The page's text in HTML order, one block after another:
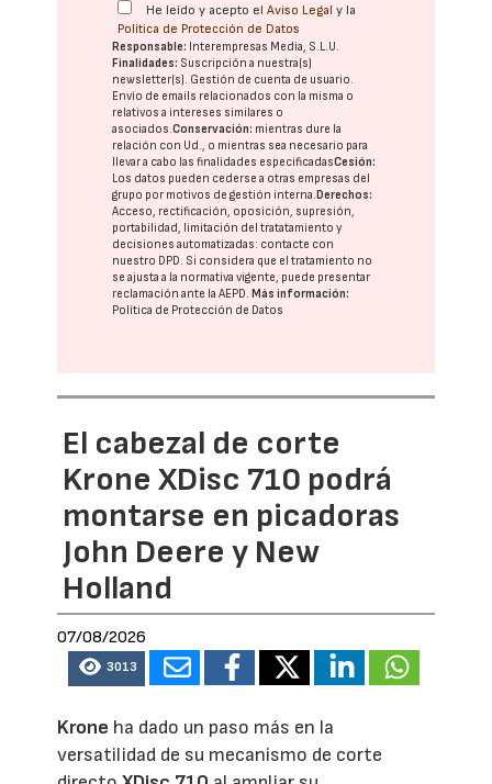
He leído y acepto elAviso Legal y la
Política de Protección de Datos
Responsable: Interempresas Media, S.L.U.
Finalidades: Suscripción a nuestra(s)
newsletter(s). Gestión de cuenta de usuario.
Envío de emails relacionados con la misma o
relativos a intereses similares o
asociados.Conservación: mientras dure la
relación con Ud., o mientras sea necesario para
llevar a cabo las finalidades especificadasCesión:
Los datos pueden cederse a otras empresas del
grupo por motivos de gestión interna.Derechos:
Acceso, rectificación, oposición, supresión,
portabilidad, limitación del tratatamiento y
decisiones automatizadas: contacte con
nuestro DPD. Si considera que el tratamiento no
se ajusta a la normativa vigente, puede presentar
reclamación ante laAEPD.Más información:
Política de Protección de Datos
El cabezal de corte
Krone XDisc 710 podrá
montarse en picadoras
John Deere y New
Holland
07/08/2026
3013
Krone ha dado un paso más en la
versatilidad de su mecanismo de corte